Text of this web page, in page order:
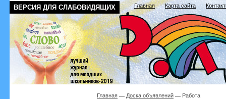
ВЕРСИЯ ДЛЯ СЛАБОВИДЯЩИХ Главная Карта сайта
Главная Доска объявлений Работа